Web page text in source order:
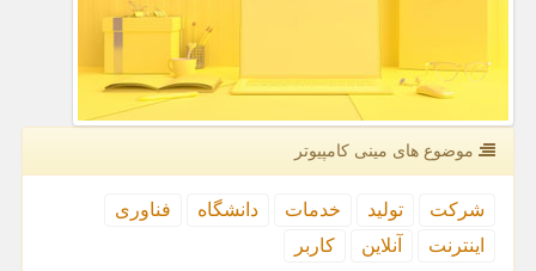
موضوع های مینی كامپیوتر
شركت تولید خدمات دانشگاه
فناوری
اینترنت
آنلاین كاربر